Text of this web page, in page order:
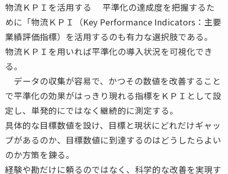
物流ＫＰＩを活用する 平準化の達成度を把握するた
めに「物流ＫＰＩ（Key Performance Indicators：主要
業績評価指標）を活用するのも有力な選択肢である。
物流ＫＰＩを用いれば平準化の導入状況を可視化でき
る。
データの収集が容易で、かつその数値を改善すること
で平準化の効果がはっきり現れる指標をＫＰＩとして設
定し、単発的にではなく継続的に測定する。
具体的な目標数値を設け、目標と現状にどれだけギャッ
プがあるのか、目標数値に到達するのはどうしたらよい
のか方策を錬る。
経験や勘だけに頼るのではなく、科学的な改善を実現す